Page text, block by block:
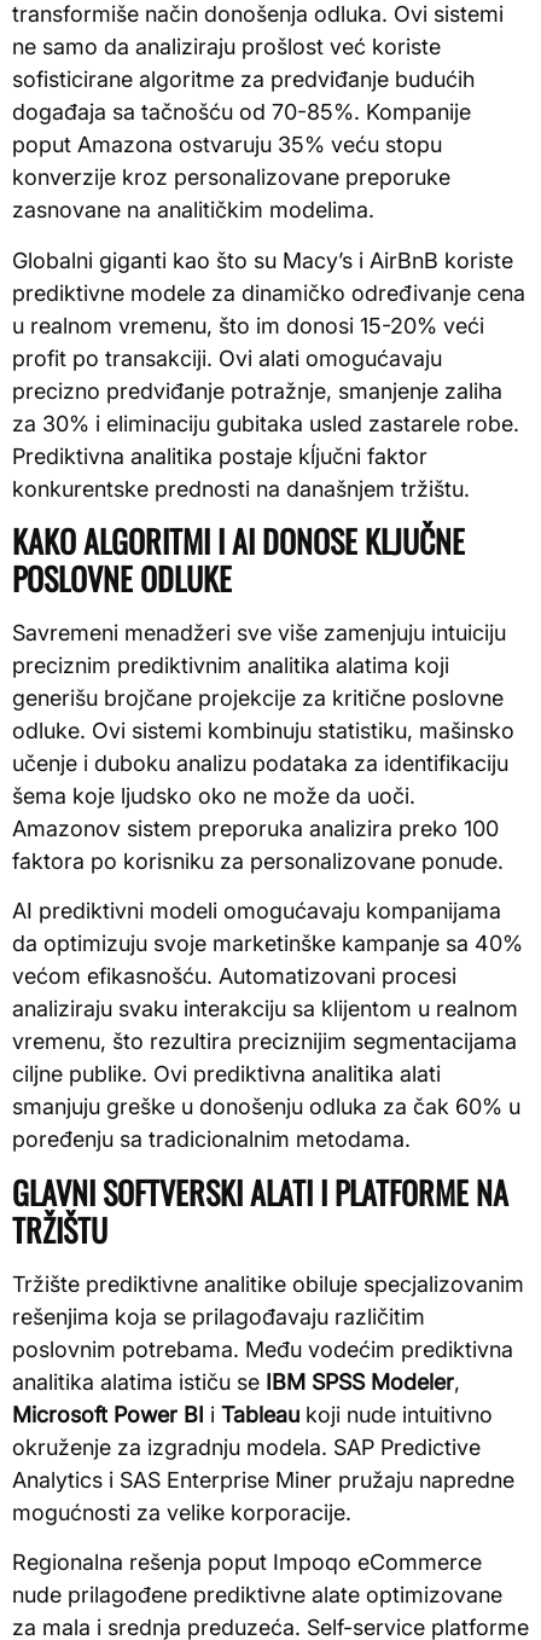
transformiše način donošenja odluka. Ovi sistemi
ne samo da analiziraju prošlost već koriste
sofisticirane algoritme za predviđanje budućih
događaja sa tačnošću od 70-85%. Kompanije
poput Amazona ostvaruju 35% veću stopu
konverzije kroz personalizovane preporuke
zasnovane na analitičkim modelima.
Globalni giganti kao što su Macy’s i AirBnB koriste
prediktivne modele za dinamičko određivanje cena
u realnom vremenu, što im donosi 15-20% veći
profit po transakciji. Ovi alati omogućavaju
precizno predviđanje potražnje, smanjenje zaliha
za 30% i eliminaciju gubitaka usled zastarele robe.
Prediktivna analitika postaje kĺjučni faktor
konkurentske prednosti na današnjem tržištu.
KAKO ALGORITMI I AI DONOSE KLJUČNE
POSLOVNE ODLUKE
Savremeni menadžeri sve više zamenjuju intuiciju
preciznim prediktivnim analitika alatima koji
generišu brojčane projekcije za kritične poslovne
odluke. Ovi sistemi kombinuju statistiku, mašinsko
učenje i duboku analizu podataka za identifikaciju
šema koje ljudsko oko ne može da uoči.
Amazonov sistem preporuka analizira preko 100
faktora po korisniku za personalizovane ponude.
AI prediktivni modeli omogućavaju kompanijama
da optimizuju svoje marketinške kampanje sa 40%
većom efikasnošću. Automatizovani procesi
analiziraju svaku interakciju sa klijentom u realnom
vremenu, što rezultira preciznijim segmentacijama
ciljne publike. Ovi prediktivna analitika alati
smanjuju greške u donošenju odluka za čak 60% u
poređenju sa tradicionalnim metodama.
GLAVNI SOFTVERSKI ALATI I PLATFORME NA
TRŽIŠTU
Tržište prediktivne analitike obiluje specjalizovanim
rešenjima koja se prilagođavaju različitim
poslovnim potrebama. Među vodećim prediktivna
analitika alatima ističu se IBM SPSS Modeler,
Microsoft Power BI i Tableau koji nude intuitivno
okruženje za izgradnju modela. SAP Predictive
Analytics i SAS Enterprise Miner pružaju napredne
mogućnosti za velike korporacije.
Regionalna rešenja poput Impoqo eCommerce
nude prilagođene prediktivne alate optimizovane
za mala i srednja preduzeća. Self-service platforme